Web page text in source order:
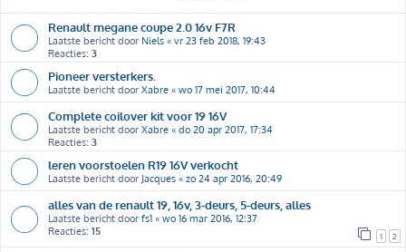
Renault megane coupe 2.0 16v F7R
Laatste bericht door Niels « vr 23 feb 2018, 19:43
Reacties: 3
Pioneer versterkers.
Laatste bericht door Xabre « wo 17 mei 2017, 10:44
Complete coilover kit voor 19 16V
Laatste bericht door Xabre « do 20 apr 2017, 17:34
Reacties: 3
leren voorstoelen R19 16V verkocht
Laatste bericht door Jacques « zo 24 apr 2016, 20:49
alles van de renault 19, 16v, 3-deurs, 5-deurs, alles
Laatste bericht door fs1 « wo 16 mar 2016, 12:37
Reacties: 15 1 2